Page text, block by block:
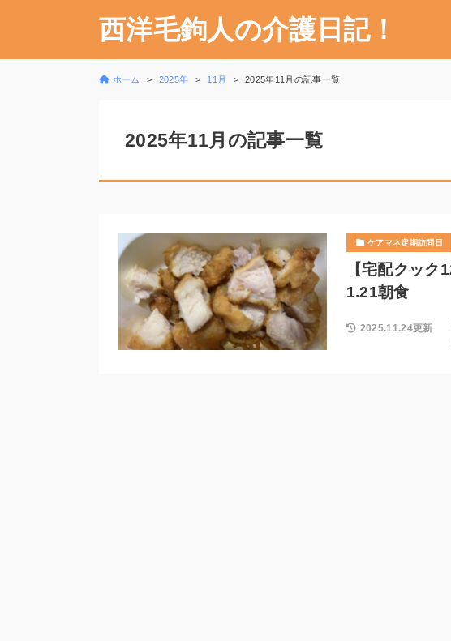
西洋毛鉤人の介護日記！
ホーム 2025年 11月 2025年11月の記事一覧
2025年11月の記事一覧
ケアマネ定期訪問日
【宅配クッ
1.21朝食
2025.11.24更新